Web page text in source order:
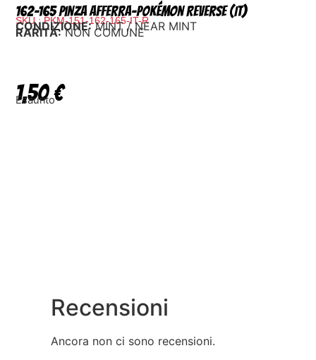
162-165 Pinza Afferra-Pokémon Reverse (IT)
SKU : PKM-151-162-165-IT-R
CONDIZIONE:MINT / NEAR MINT
RARITÀ:NON COMUNE
1,50€
Esaurito
Recensioni
Ancora non ci sono recensioni.